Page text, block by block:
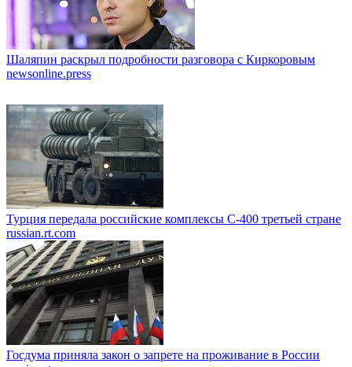
Шаляпин раскрыл подробности разговора с Киркоровым
newsonline.press
Турция передала российские комплексы С-400 третьей стране
russian.rt.com
Госдума приняла закон о запрете на проживание в России